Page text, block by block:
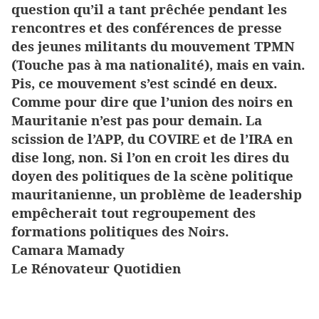
question qu’il a tant prêchée pendant les
rencontres et des conférences de presse
des jeunes militants du mouvement TPMN
(Touche pas à ma nationalité), mais en vain.
Pis, ce mouvement s’est scindé en deux.
Comme pour dire que l’union des noirs en
Mauritanie n’est pas pour demain. La
scission de l’APP, du COVIRE et de l’IRA en
dise long, non. Si l’on en croit les dires du
doyen des politiques de la scène politique
mauritanienne, un problème de leadership
empêcherait tout regroupement des
formations politiques des Noirs.
Camara Mamady
Le Rénovateur Quotidien